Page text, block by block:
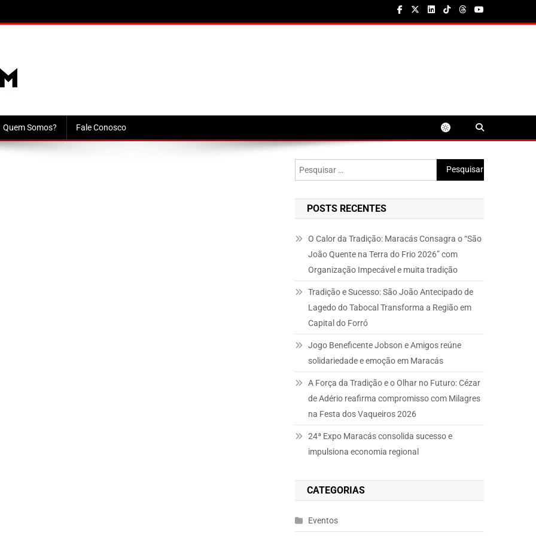
Quem Somos? Fale Conosco
Pesquisar
por:
POSTS RECENTES
O Calor da Tradição: Maracás Consagra o “São
João Quente na Terra do Frio 2026” com
Organização Impecável e muita tradição
Tradição e Sucesso: São João Antecipado de
Lagedo do Tabocal Transforma a Região em
Capital do Forró
Jogo Beneficente Jobson e Amigos reúne
solidariedade e emoção em Maracás
A Força da Tradição e o Olhar no Futuro: Cézar
de Adério reafirma compromisso com Milagres
na Festa dos Vaqueiros 2026
24ª Expo Maracás consolida sucesso e
impulsiona economia regional
CATEGORIAS
Eventos